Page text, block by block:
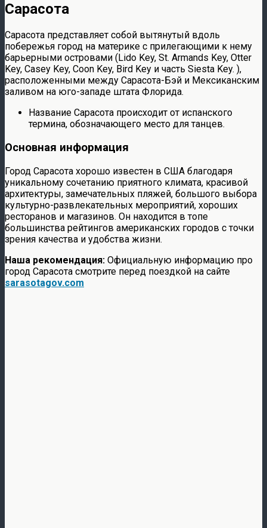
Сарасота
Сарасота представляет собой вытянутый вдоль
побережья город на материке с прилегающими к нему
барьерными островами (Lido Key, St. Armands Key, Otter
Key, Casey Key, Coon Key, Bird Key и часть Siesta Key. ),
расположенными между Сарасота-Бэй и Мексиканским
заливом на юго-западе штата Флорида.
Название Сарасота происходит от испанского
термина, обозначающего место для танцев.
Основная информация
Город Сарасота хорошо известен в США благодаря
уникальному сочетанию приятного климата, красивой
архитектуры, замечательных пляжей, большого выбора
культурно-развлекательных мероприятий, хороших
ресторанов и магазинов. Он находится в топе
большинства рейтингов американских городов с точки
зрения качества и удобства жизни.
Наша рекомендация: Официальную информацию про
город Сарасота смотрите перед поездкой на сайте
sarasotagov.com